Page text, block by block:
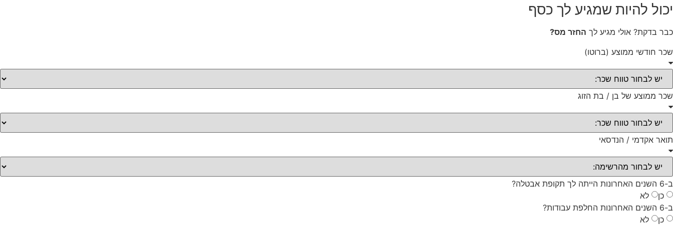
יכול להיות שמגיע לך כסף
כבר בדקת? אולי מגיע לך החזר מס?
שכר חודשי ממוצע (ברוטו)
שכר ממוצע של בן / בת הזוג
תואר אקדמי / הנדסאי
ב-6 השנים האחרונות הייתה לך תקופת אבטלה?
כן
לא
ב-6 השנים האחרונות החלפת עבודות?
כן
לא